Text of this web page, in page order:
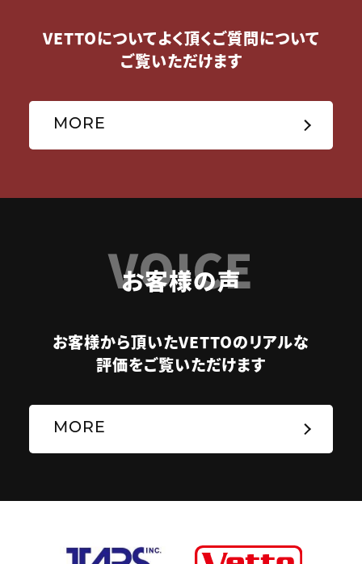
VETTOについてよく頂くご質問について
ご覧いただけます
MORE
VOICE
お客様の声
お客様から頂いたVETTOのリアルな
評価をご覧いただけます
MORE